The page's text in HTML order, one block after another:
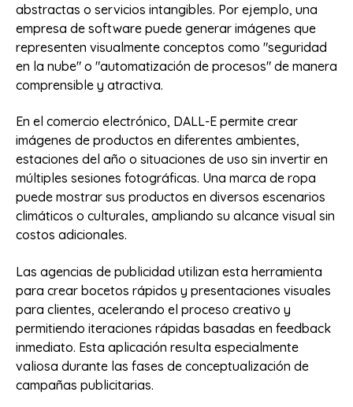
abstractas o servicios intangibles. Por ejemplo, una
empresa de software puede generar imágenes que
representen visualmente conceptos como "seguridad
en la nube" o "automatización de procesos" de manera
comprensible y atractiva.
En el comercio electrónico, DALL-E permite crear
imágenes de productos en diferentes ambientes,
estaciones del año o situaciones de uso sin invertir en
múltiples sesiones fotográficas. Una marca de ropa
puede mostrar sus productos en diversos escenarios
climáticos o culturales, ampliando su alcance visual sin
costos adicionales.
Las agencias de publicidad utilizan esta herramienta
para crear bocetos rápidos y presentaciones visuales
para clientes, acelerando el proceso creativo y
permitiendo iteraciones rápidas basadas en feedback
inmediato. Esta aplicación resulta especialmente
valiosa durante las fases de conceptualización de
campañas publicitarias.